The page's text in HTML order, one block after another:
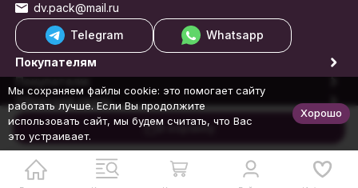
В корзину
dv.pack@mail.ru
Telegram
Whatsapp
Покупателям
Покупателю
Обратная связь
© 1998-2026 Еврогифт
Мы сохраняем файлы cookie: это помогает сайту
работать лучше. Если Вы продолжите
использовать сайт, мы будем считать, что Вас
это устраивает.
Хорошо